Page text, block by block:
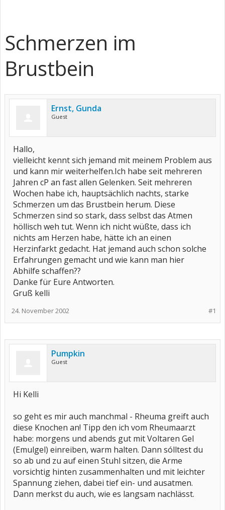
Schmerzen im
Brustbein
Ernst, Gunda
Guest
Hallo,
vielleicht kennt sich jemand mit meinem Problem aus
und kann mir weiterhelfen.Ich habe seit mehreren
Jahren cP an fast allen Gelenken. Seit mehreren
Wochen habe ich, hauptsächlich nachts, starke
Schmerzen um das Brustbein herum. Diese
Schmerzen sind so stark, dass selbst das Atmen
höllisch weh tut. Wenn ich nicht wüßte, dass ich
nichts am Herzen habe, hätte ich an einen
Herzinfarkt gedacht. Hat jemand auch schon solche
Erfahrungen gemacht und wie kann man hier
Abhilfe schaffen??
Danke für Eure Antworten.
Gruß kelli
#1
24. November 2002
Pumpkin
Guest
Hi Kelli
so geht es mir auch manchmal - Rheuma greift auch
diese Knochen an! Tipp den ich vom Rheumaarzt
habe: morgens und abends gut mit Voltaren Gel
(Emulgel) einreiben, warm halten. Dann sólltest du
so ab und zu auf einen Stuhl sitzen, die Arme
vorsichtig hinten zusammenhalten und mit leichter
Spannung ziehen, dabei tief ein- und ausatmen.
Dann merkst du auch, wie es langsam nachlässt.